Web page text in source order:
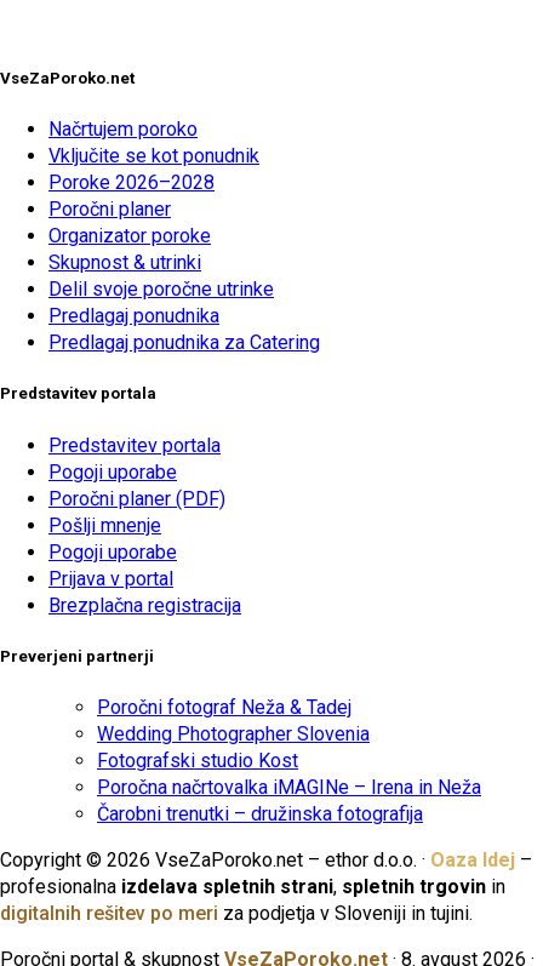
VseZaPoroko.net
Načrtujem poroko
Vključite se kot ponudnik
Poroke 2026–2028
Poročni planer
Organizator poroke
Skupnost & utrinki
Delil svoje poročne utrinke
Predlagaj ponudnika
Predlagaj ponudnika za Catering
Predstavitev portala
Predstavitev portala
Pogoji uporabe
Poročni planer (PDF)
Pošlji mnenje
Pogoji uporabe
Prijava v portal
Brezplačna registracija
Preverjeni partnerji
Poročni fotograf Neža & Tadej
Wedding Photographer Slovenia
Fotografski studio Kost
Poročna načrtovalka iMAGINe – Irena in Neža
Čarobni trenutki – družinska fotografija
Copyright © 2026 VseZaPoroko.net – ethor d.o.o. · Oaza Idej –
profesionalna izdelava spletnih strani, spletnih trgovin in
digitalnih rešitev po meri za podjetja v Sloveniji in tujini.
Poročni portal & skupnost VseZaPoroko.net · 8. avgust 2026 ·